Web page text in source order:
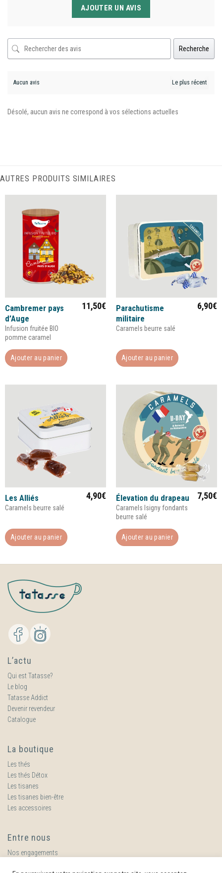
AJOUTER UN AVIS
Recherche
Aucun avis
Désolé, aucun avis ne correspond à vos sélections actuelles
AUTRES PRODUITS SIMILAIRES
Cambremer pays
d’Auge
pomme caramel
11,50€
Ajouter au panier
Parachutisme
militaire
Caramels beurre salé
6,90€
Ajouter au panier
Les Alliés
Caramels beurre salé
4,90€
Ajouter au panier
Élevation du drapeau
Caramels Isigny fondants
beurre salé
7,50€
Ajouter au panier
L’actu
Qui est Tatasse?
Le blog
Tatasse Addict
Devenir revendeur
Catalogue
La boutique
Les thés
Les thés Détox
Les tisanes
Les tisanes bien-être
Les accessoires
Entre nous
Nos engagements